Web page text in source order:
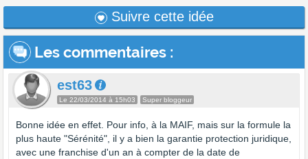
Suivre cette idée
Les commentaires :
est63
Le 22/03/2014 à 15h03 Super bloggeur
Bonne idée en effet. Pour info, à la MAIF, mais sur la formule la
plus haute "Sérénité", il y a bien la garantie protection juridique,
avec une franchise d'un an à compter de la date de